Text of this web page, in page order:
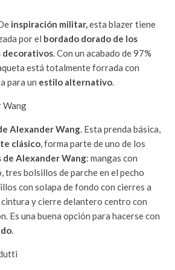
inspiración militar,esta blazer tiene
por el bordado dorado de los
decorativos. Con un acabado de 97%
está totalmente forrada con
para un estilo alternativo.
Alexander Wang. Esta prenda básica,
clásico, forma parte de uno de los
Alexander Wang: mangas con
tres bolsillos de parche en el pecho
con solapa de fondo con cierres a
y cierre delantero centro con
Es una buena opción para hacerse con
.